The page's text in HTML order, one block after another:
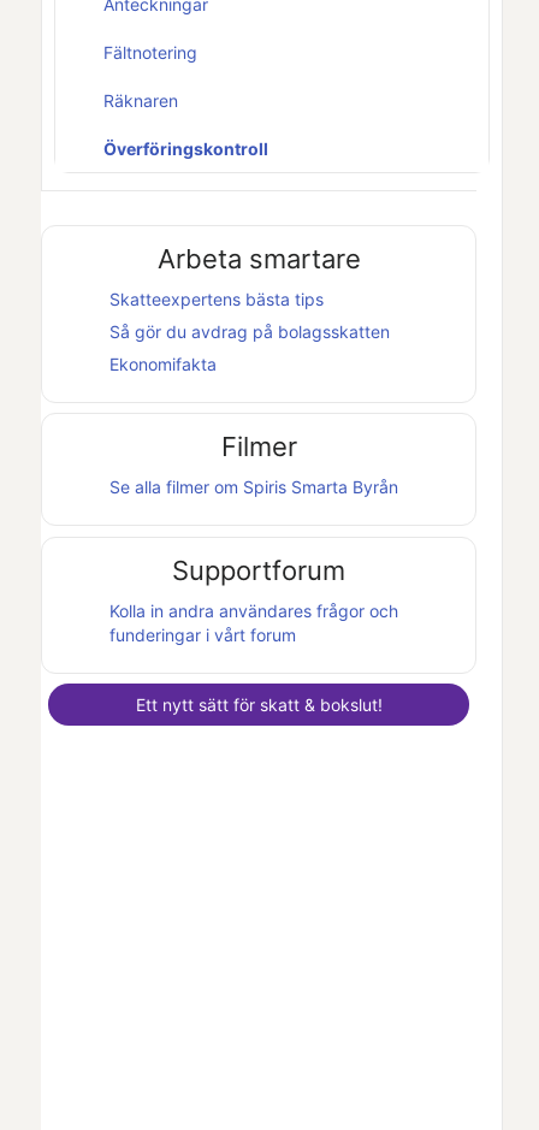
Fältnotering
Räknaren
Överföringskontroll
Arbeta smartare
Skatteexpertens bästa tips
Så gör du avdrag på bolagsskatten
Ekonomifakta
Filmer
Se alla filmer om Spiris Smarta Byrån
Supportforum
Kolla in andra användares frågor och
funderingar i vårt forum
Ett nytt sätt för skatt & bokslut!